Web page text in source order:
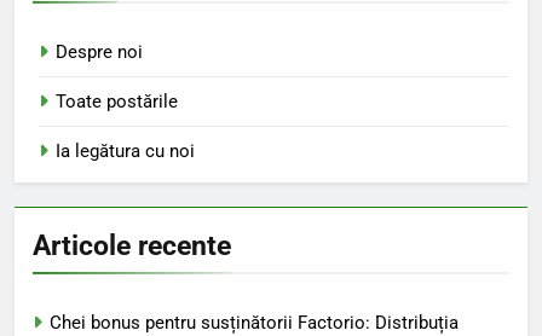
Despre noi
Toate postările
Ia legătura cu noi
Articole recente
Chei bonus pentru susținătorii Factorio: Distribuția